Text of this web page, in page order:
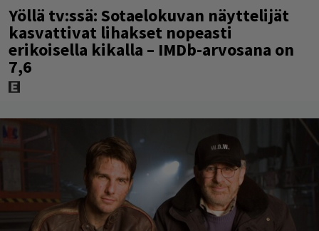
Yöllä tv:ssä: Sotaelokuvan näyttelijät
kasvattivat lihakset nopeasti
erikoisella kikalla – IMDb-arvosana on
7,6